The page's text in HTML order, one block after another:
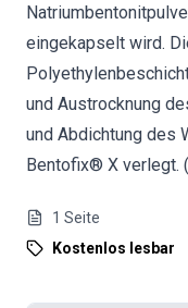
eingekapselt wird.
und Austrocknung
und Abdichtung des
Bentofix® X verlegt.
1 Seite
Kostenlos lesbar